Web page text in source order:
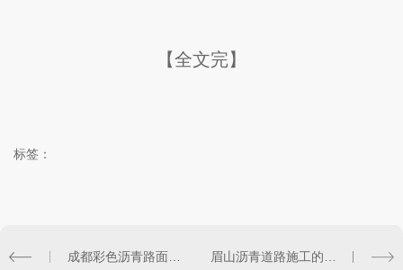
【全文完】
标签：